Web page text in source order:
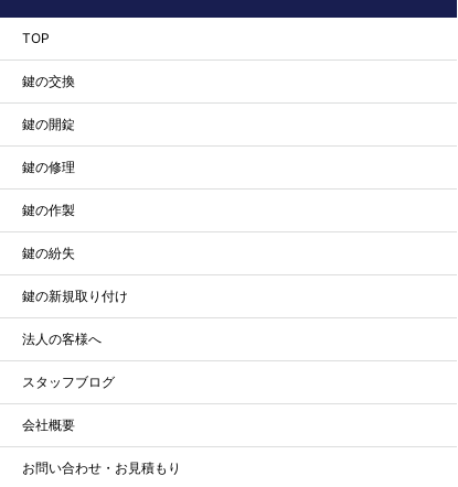
TOP
鍵の交換
鍵の開錠
鍵の修理
鍵の作製
鍵の紛失
鍵の新規取り付け
法人の客様へ
スタッフブログ
会社概要
お問い合わせ・お見積もり